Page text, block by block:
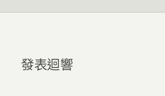
發表迴響